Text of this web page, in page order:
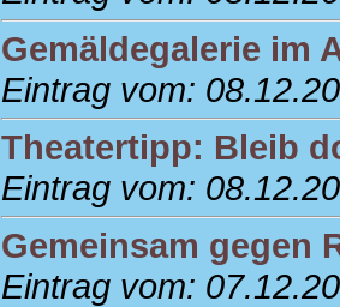
Gemäldegalerie im
Eintrag vom:
Theatertipp: Bleib
Eintrag vom:
Gemeinsam gegen
Eintrag vom: